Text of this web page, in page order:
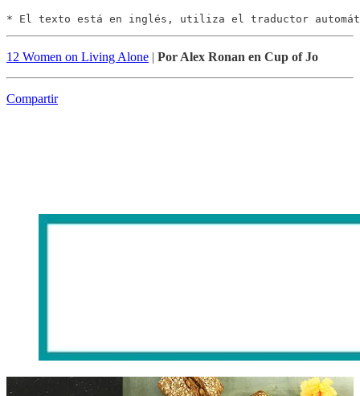
* El texto está en inglés, utiliza el traductor
12 Women on Living Alone | Por Alex Ronan en Cup of Jo
Compartir